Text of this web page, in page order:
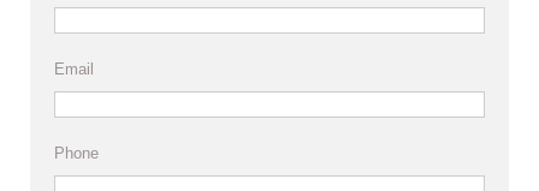
Email
Phone